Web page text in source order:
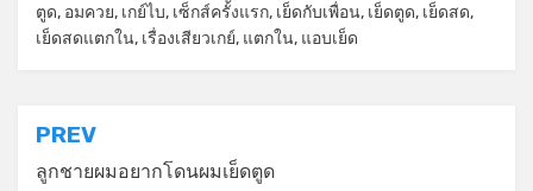
ตูด, อมควย, เกย์ไบ, เซ็กส์ครั้งแรก, เย็ดกับเพื่อน, เย็ดตูด, เย็ดสด,
เย็ดสดแตกใน, เรื่องเสียวเกย์, แตกใน, แอบเย็ด
แนะแนว
เรื่อง
PREV
ลูกชายผมอยากโดนผมเย็ดตูด